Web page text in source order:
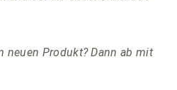
neuen Produkt? Dann ab mit